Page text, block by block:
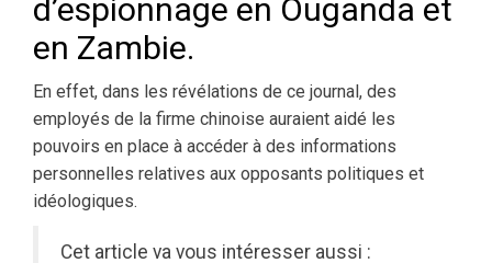
d’espionnage en Ouganda et
en Zambie.
En effet, dans les révélations de ce journal, des
employés de la firme chinoise auraient aidé les
pouvoirs en place à accéder à des informations
personnelles relatives aux opposants politiques et
idéologiques.
Cet article va vous intéresser aussi :